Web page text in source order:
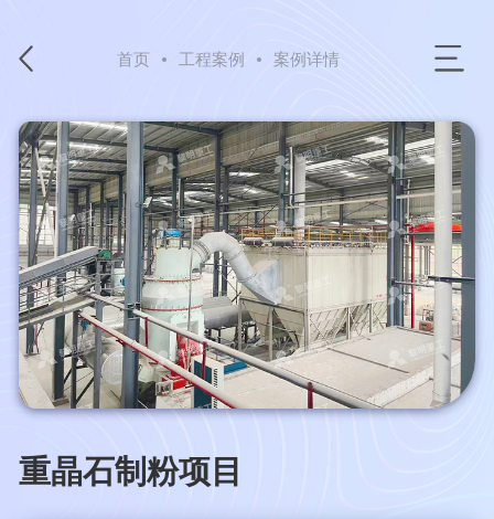
首页 工程案例 案例详情
重晶石制粉项目